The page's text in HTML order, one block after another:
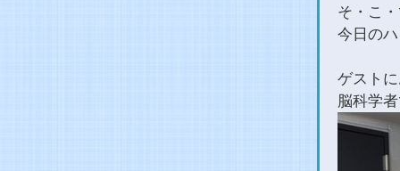
そ・こ
今日の
ゲスト
脳科学